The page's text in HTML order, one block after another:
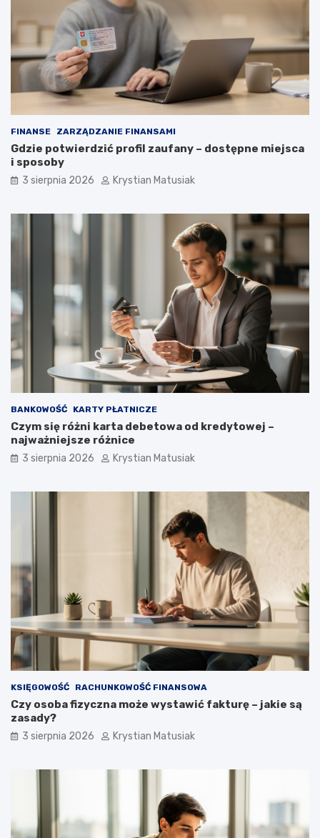
FINANSE ZARZĄDZANIE FINANSAMI
Gdzie potwierdzić profil zaufany – dostępne miejsca
i sposoby
3 sierpnia 2026 Krystian Matusiak
BANKOWOŚĆ KARTY PŁATNICZE
Czym się różni karta debetowa od kredytowej –
najważniejsze różnice
3 sierpnia 2026 Krystian Matusiak
KSIĘGOWOŚĆ RACHUNKOWOŚĆ FINANSOWA
Czy osoba fizyczna może wystawić fakturę – jakie są
zasady?
3 sierpnia 2026 Krystian Matusiak